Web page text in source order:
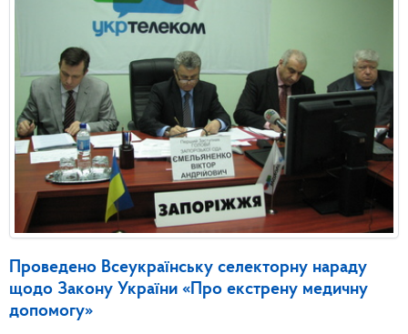
Проведено Всеукраїнську селекторну нараду
щодо Закону України «Про екстрену медичну
допомогу»